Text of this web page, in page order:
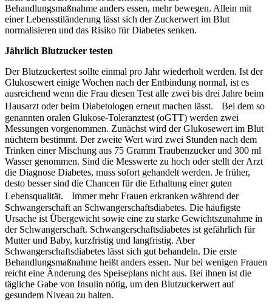
Behandlungsmaßnahme anders essen, mehr bewegen. Allein mit
einer Lebensstiländerung lässt sich der Zuckerwert im Blut
normalisieren und das Risiko für Diabetes senken.
Jährlich Blutzucker testen
Der Blutzuckertest sollte einmal pro Jahr wiederholt werden. Ist der
Glukosewert einige Wochen nach der Entbindung normal, ist es
ausreichend wenn die Frau diesen Test alle zwei bis drei Jahre beim
Hausarzt oder beim Diabetologen erneut machen lässt. Bei dem so
genannten oralen Glukose-Toleranztest (oGTT) werden zwei
Messungen vorgenommen. Zunächst wird der Glukosewert im Blut
nüchtern bestimmt. Der zweite Wert wird zwei Stunden nach dem
Trinken einer Mischung aus 75 Gramm Traubenzucker und 300 ml
Wasser genommen. Sind die Messwerte zu hoch oder stellt der Arzt
die Diagnose Diabetes, muss sofort gehandelt werden. Je früher,
desto besser sind die Chancen für die Erhaltung einer guten
Lebensqualität. Immer mehr Frauen erkranken während der
Schwangerschaft an Schwangerschaftsdiabetes. Die häufigste
Ursache ist Übergewicht sowie eine zu starke Gewichtszunahme in
der Schwangerschaft. Schwangerschaftsdiabetes ist gefährlich für
Mutter und Baby, kurzfristig und langfristig. Aber
Schwangerschaftsdiabetes lässt sich gut behandeln. Die erste
Behandlungsmaßnahme heißt anders essen. Nur bei wenigen Frauen
reicht eine Änderung des Speiseplans nicht aus. Bei ihnen ist die
tägliche Gabe von Insulin nötig, um den Blutzuckerwert auf
gesundem Niveau zu halten.